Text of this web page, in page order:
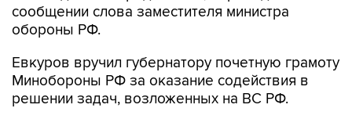
сообщении слова заместителя министра
обороны РФ.
Евкуров вручил губернатору почетную грамоту
Минобороны РФ за оказание содействия в
решении задач, возложенных на ВС РФ.